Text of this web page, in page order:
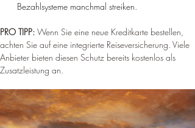
Bezahlsysteme manchmal streiken.
PRO TIPP: Wenn Sie eine neue Kreditkarte bestellen,
achten Sie auf eine integrierte Reiseversicherung. Viele
Anbieter bieten diesen Schutz bereits kostenlos als
Zusatzleistung an.